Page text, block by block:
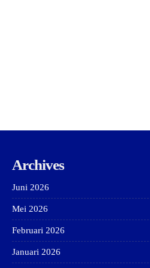
Archives
Juni 2026
Mei 2026
Februari 2026
Januari 2026